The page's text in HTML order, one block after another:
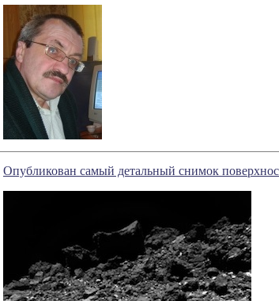
Опубликован самый детальный снимок